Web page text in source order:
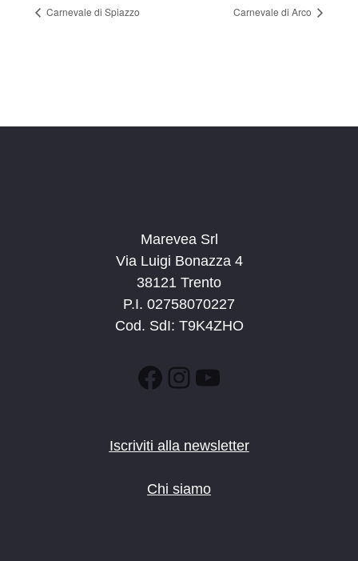
Carnevale di Spiazzo Carnevale di Arco
Marevea Srl
Via Luigi Bonazza 4
38121 Trento
P.I. 02758070227
Cod. SdI: T9K4ZHO
Facebook
Instagram
YouTube
Iscriviti alla newsletter
Chi siamo